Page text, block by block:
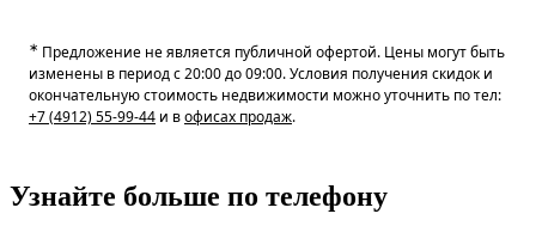
∗ Предложение не является публичной офертой. Цены могут быть
изменены в период с 20:00 до 09:00. Условия получения скидок и
окончательную стоимость недвижимости можно уточнить по тел:
+7 (4912) 55-99-44 и вофисах продаж.
Узнайте больше по телефону